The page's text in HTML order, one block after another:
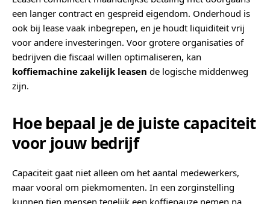
een langer contract en gespreid eigendom. Onderhoud is
ook bij lease vaak inbegrepen, en je houdt liquiditeit vrij
voor andere investeringen. Voor grotere organisaties of
bedrijven die fiscaal willen optimaliseren, kan
koffiemachine zakelijk leasen de logische middenweg
zijn.
Hoe bepaal je de juiste capaciteit
voor jouw bedrijf
Capaciteit gaat niet alleen om het aantal medewerkers,
maar vooral om piekmomenten. In een zorginstelling
kunnen tien mensen tegelijk een koffiepauze nemen na